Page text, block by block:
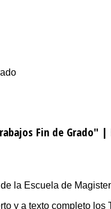
Fin de Grado"
la Escuela de
y a texto completo